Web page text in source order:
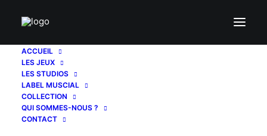
ACCUEIL
LES JEUX
LES STUDIOS
LABEL MUSCIAL
COLLECTION
QUI SOMMES-NOUS ?
CONTACT